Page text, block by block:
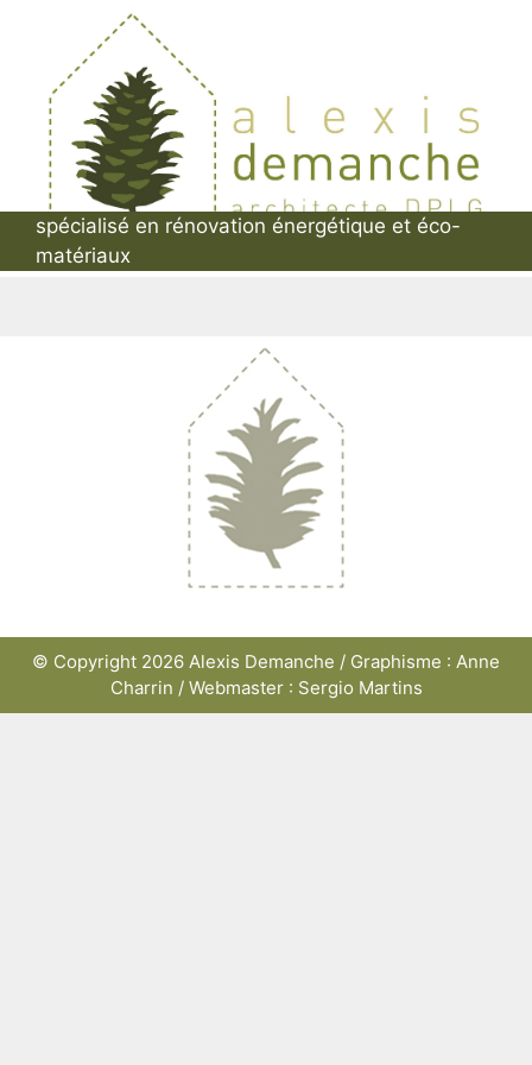
contenu
spécialisé en rénovation énergétique et éco-
matériaux
© Copyright 2026 Alexis Demanche / Graphisme : Anne
Charrin / Webmaster : Sergio Martins